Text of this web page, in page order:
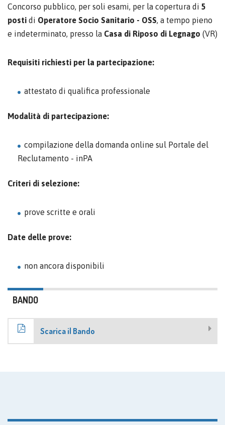
Concorso pubblico, per soli esami, per la copertura di 5
posti di Operatore Socio Sanitario - OSS, a tempo pieno
e indeterminato, presso la Casa di Riposo di Legnago (VR)
Requisiti richiesti per la partecipazione:
attestato di qualifica professionale
Modalità di partecipazione:
compilazione della domanda online sul Portale del
Reclutamento - inPA
Criteri di selezione:
prove scritte e orali
Date delle prove:
non ancora disponibili
BANDO
Scarica il Bando